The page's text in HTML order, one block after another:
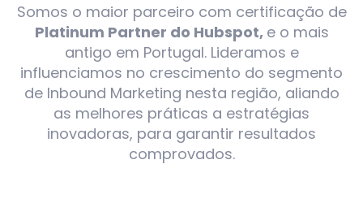
Somos o maior parceiro com certificação de
Platinum Partner do Hubspot, e o mais
antigo em Portugal. Lideramos e
influenciamos no crescimento do segmento
de Inbound Marketing nesta região, aliando
as melhores práticas a estratégias
inovadoras, para garantir resultados
comprovados.